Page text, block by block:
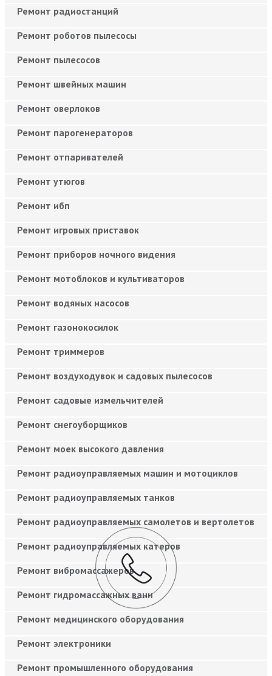
Ремонт радиостанций
Ремонт роботов пылесосы
Ремонт пылесосов
Ремонт швейных машин
Ремонт оверлоков
Ремонт парогенераторов
Ремонт отпаривателей
Ремонт утюгов
Ремонт ибп
Ремонт игровых приставок
Ремонт приборов ночного видения
Ремонт мотоблоков и культиваторов
Ремонт водяных насосов
Ремонт газонокосилок
Ремонт триммеров
Ремонт воздуходувок и садовых пылесосов
Ремонт садовые измельчителей
Ремонт снегоуборщиков
Ремонт моек высокого давления
Ремонт радиоуправляемых машин и мотоциклов
Ремонт радиоуправляемых танков
Ремонт радиоуправляемых самолетов и вертолетов
Ремонт радиоуправляемых катеров
Ремонт вибромассажеров
Ремонт гидромассажных ванн
Ремонт медицинского оборудования
Ремонт электроники
Ремонт промышленного оборудования